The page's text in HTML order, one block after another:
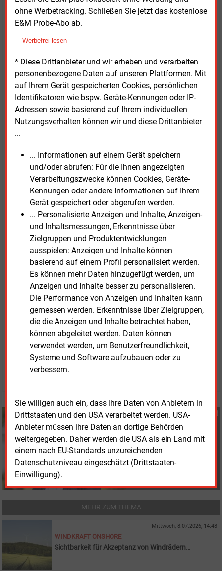
ohne Werbetracking. Schließen Sie jetzt das kostenlose
E&M Probe-Abo ab.
Werbefrei lesen
* Diese Drittanbieter und wir erheben und verarbeiten
personenbezogene Daten auf unseren Plattformen. Mit
auf Ihrem Gerät gespeicherten Cookies, persönlichen
Identifikatoren wie bspw. Geräte-Kennungen oder IP-
Adressen sowie basierend auf Ihrem individuellen
Nutzungsverhalten können wir und diese Drittanbieter
...
... Informationen auf einem Gerät speichern
und/oder abrufen: Für die Ihnen angezeigten
Verarbeitungszwecke können Cookies, Geräte-
Kennungen oder andere Informationen auf Ihrem
Gerät gespeichert oder abgerufen werden.
... Personalisierte Anzeigen und Inhalte, Anzeigen-
und Inhaltsmessungen, Erkenntnisse über
Zielgruppen und Produktentwicklungen
ausspielen: Anzeigen und Inhalte können
basierend auf einem Profil personalisiert werden.
Es können mehr Daten hinzugefügt werden, um
Anzeigen und Inhalte besser zu personalisieren.
Die Performance von Anzeigen und Inhalten kann
gemessen werden. Erkenntnisse über Zielgruppen,
die die Anzeigen und Inhalte betrachtet haben,
können abgeleitet werden. Daten können
verwendet werden, um Benutzerfreundlichkeit,
Systeme und Software aufzubauen oder zu
verbessern.
Sie willigen auch ein, dass Ihre Daten von Anbietern in
Drittstaaten und den USA verarbeitet werden. USA-
Anbieter müssen ihre Daten an dortige Behörden
weitergegeben. Daher werden die USA als ein Land mit
einem nach EU-Standards unzureichenden
Datenschutzniveau eingeschätzt (Drittstaaten-
Einwilligung).
Nordsee verschifft werden. Das Unternehmen plant
eine finale Investitionsentscheidung im Jahr 2027.
vorgesehen. In Dialogveranstaltungen mit
möglichen Kostenfolgen sowie zu Verkehrs- und
Staubbelastungen gestellt.
Dialogformate tragen bei, Gerüchten und
Fehlinformationen vorzubeugen, betonte Florian
Kleinwächter. Er organisierte Dialogforen für den
Baustoffkonzern Holcim. Zu seinen zentralen
Empfehlungen zählt eine frühzeitige Information der
Öffentlichkeit bereits in der Planungsphase eines
Projekts. Veranstaltungen sollten ausreichend lange
im Voraus angekündigt und über unterschiedliche
Kanäle kommuniziert werden, etwa über lokale
Medien, soziale Netzwerke oder
Informationsschreiben an Haushalte in der
Umgebung.
Ebenso wichtig sei es, Raum für Fragen und
Diskussionen zu schaffen und auch kritische
Stimmen einzubeziehen. Die CMA sieht in solchen
Dialogformaten einen möglichen Baustein, um
gesellschaftliche Voraussetzungen für den Ausbau
von CCS-Technologien zu schaffen.
Donnerstag, 12.03.2026, 15:13 Uhr
Susanne Harmsen
© 2026 Energie & Management GmbH
Susanne Harmsen
+49 (0) 151 28207503
s.harmsen@energie-
und-management.de
MEHR ZUM THEMA
Mittwoch, 8.07.2026, 14:48
WINDKRAFT ONSHORE
Sichtbarkeit für Akzeptanz von Windrädern